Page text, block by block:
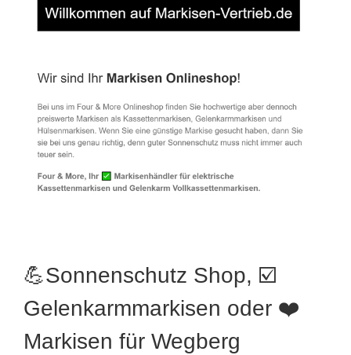
💪Sonnenschutz Shop, ☑️
Gelenkarmmarkisen oder ❤️
Markisen für Wegberg